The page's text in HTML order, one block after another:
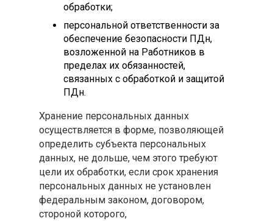
обработки;
персональной ответственности за
обеспечение безопасности ПДн,
возложенной на Работников в
пределах их обязанностей,
связанных с обработкой и защитой
ПДн.
Хранение персональных данных
осуществляется в форме, позволяющей
определить субъекта персональных
данных, не дольше, чем этого требуют
цели их обработки, если срок хранения
персональных данных не установлен
федеральным законом, договором,
стороной которого,